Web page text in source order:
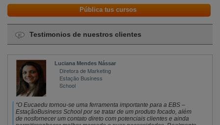
Cancelar
Pública tus cursos
Testimonios de nuestros clientes
Luciana Mendes Nássar
Diretora de Marketing
Estação Business
School
“O Eucaedu tornou-se uma ferramenta importante para a EBS –
EstaçãoBusiness School por se tratar de um produto focado, além
de nosfornecer um contato direto com potenciais clientes e ainda